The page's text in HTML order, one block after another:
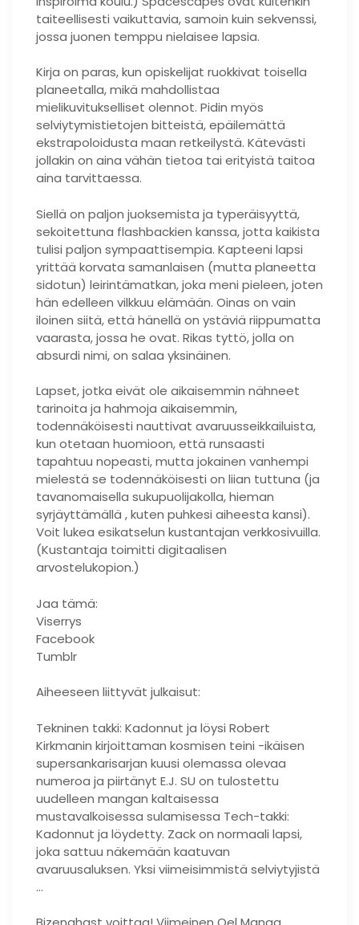
taiteellisesti vaikuttavia, samoin kuin sekvenssi,
jossa juonen temppu nielaisee lapsia.
Kirja on paras, kun opiskelijat ruokkivat toisella
planeetalla, mikä mahdollistaa
mielikuvitukselliset olennot. Pidin myös
selviytymistietojen bitteistä, epäilemättä
ekstrapoloidusta maan retkeilystä. Kätevästi
jollakin on aina vähän tietoa tai erityistä taitoa
aina tarvittaessa.
Siellä on paljon juoksemista ja typeräisyyttä,
sekoitettuna flashbackien kanssa, jotta kaikista
tulisi paljon sympaattisempia. Kapteeni lapsi
yrittää korvata samanlaisen (mutta planeetta
sidotun) leirintämatkan, joka meni pieleen, joten
hän edelleen vilkkuu elämään. Oinas on vain
iloinen siitä, että hänellä on ystäviä riippumatta
vaarasta, jossa he ovat. Rikas tyttö, jolla on
absurdi nimi, on salaa yksinäinen.
Lapset, jotka eivät ole aikaisemmin nähneet
tarinoita ja hahmoja aikaisemmin,
todennäköisesti nauttivat avaruusseikkailuista,
kun otetaan huomioon, että runsaasti
tapahtuu nopeasti, mutta jokainen vanhempi
mielestä se todennäköisesti on liian tuttuna (ja
tavanomaisella sukupuolijakolla, hieman
syrjäyttämällä , kuten puhkesi aiheesta kansi).
Voit lukea esikatselun kustantajan verkkosivuilla.
(Kustantaja toimitti digitaalisen
arvostelukopion.)
Jaa tämä:
Viserrys
Facebook
Tumblr
Aiheeseen liittyvät julkaisut:
Tekninen takki: Kadonnut ja löysi Robert
Kirkmanin kirjoittaman kosmisen teini -ikäisen
supersankarisarjan kuusi olemassa olevaa
numeroa ja piirtänyt E.J. SU on tulostettu
uudelleen mangan kaltaisessa
mustavalkoisessa sulamisessa Tech-takki:
Kadonnut ja löydetty. Zack on normaali lapsi,
joka sattuu näkemään kaatuvan
avaruusaluksen. Yksi viimeisimmistä selviytyjistä
…